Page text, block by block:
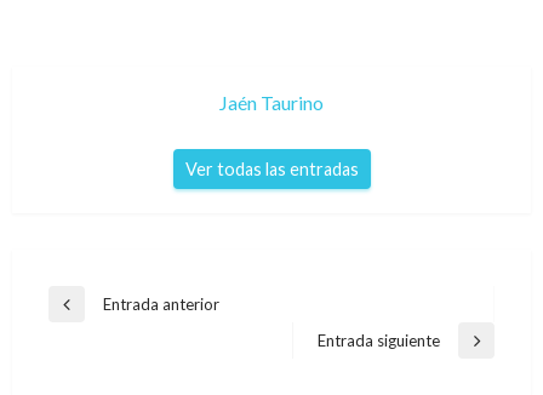
Jaén Taurino
Ver todas las entradas
Navegación
Entrada
Entrada anterior
Entrada
Entrada siguiente